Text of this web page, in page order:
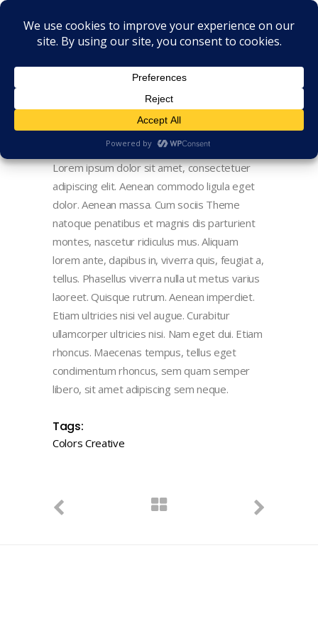
Lorem ipsum dolor sit amet, consectetuer
adipiscing elit. Aenean commodo ligula eget
dolor. Aenean massa. Cum sociis Theme
natoque penatibus et magnis dis parturient
montes, nascetur ridiculus mus. Aliquam
lorem ante, dapibus in, viverra quis, feugiat a,
tellus. Phasellus viverra nulla ut metus varius
laoreet. Quisque rutrum. Aenean imperdiet.
Etiam ultricies nisi vel augue. Curabitur
ullamcorper ultricies nisi. Nam eget dui. Etiam
rhoncus. Maecenas tempus, tellus eget
condimentum rhoncus, sem quam semper
libero, sit amet adipiscing sem neque.
Tags:
Colors Creative